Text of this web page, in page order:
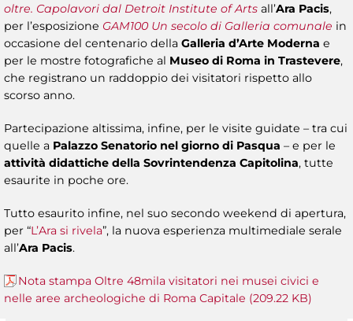
oltre. Capolavori dal Detroit Institute of Arts all’Ara Pacis,
per l’esposizione GAM100 Un secolo di Galleria comunale in
occasione del centenario della Galleria d’Arte Moderna e
per le mostre fotografiche al Museo di Roma in Trastevere,
che registrano un raddoppio dei visitatori rispetto allo
scorso anno.
Partecipazione altissima, infine, per le visite guidate – tra cui
quelle a Palazzo Senatorio nel giorno di Pasqua – e per le
attività didattiche della Sovrintendenza Capitolina, tutte
esaurite in poche ore.
Tutto esaurito infine, nel suo secondo weekend di apertura,
per “L’Ara si rivela”, la nuova esperienza multimediale serale
all’Ara Pacis.
Nota stampa Oltre 48mila visitatori nei musei civici e
nelle aree archeologiche di Roma Capitale (209.22 KB)